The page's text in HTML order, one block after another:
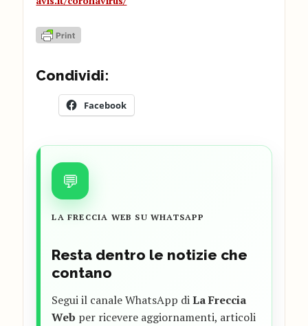
Condividi:
Facebook
💬
LA FRECCIA WEB SU WHATSAPP
Resta dentro le notizie che
contano
Segui il canale WhatsApp diLa Freccia
Web per ricevere aggiornamenti, articoli